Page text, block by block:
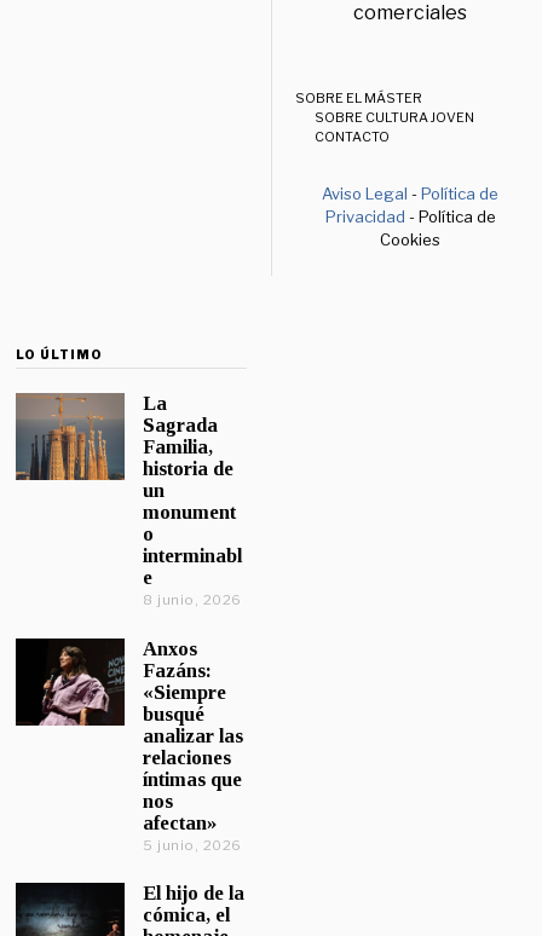
comerciales
SOBRE EL MÁSTER
SOBRE CULTURA JOVEN
CONTACTO
Aviso Legal -Política de
Privacidad - Política de
Cookies
LO ÚLTIMO
La
Sagrada
Familia,
historia de
un
monument
o
interminabl
e
8 junio, 2026
Anxos
Fazáns:
«Siempre
busqué
analizar las
relaciones
íntimas que
nos
afectan»
5 junio, 2026
El hijo de la
cómica, el